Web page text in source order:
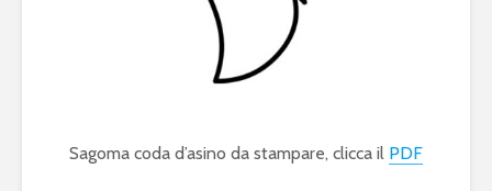
Sagoma coda d’asino da stampare, clicca il PDF